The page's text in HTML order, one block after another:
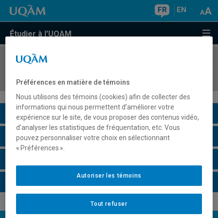
FR EN
Étudier à l'UQAM
COURS//
Description du cours
Horaire - Été 2026
Préférences en matière de témoins
Nous utilisons des témoins (cookies) afin de collecter des
informations qui nous permettent d’améliorer votre
expérience sur le site, de vous proposer des contenus vidéo,
d’analyser les statistiques de fréquentation, etc. Vous
pouvez personnaliser votre choix en sélectionnant
« Préférences ».
Tout refuser
Autoriser les témoins